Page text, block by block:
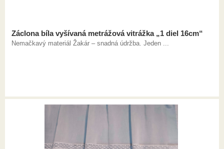
Záclona bíla vyšívaná metrážová vitrážka „1 diel 16cm“
Nemačkavý materiál Žakár – snadná údržba. Jeden ...